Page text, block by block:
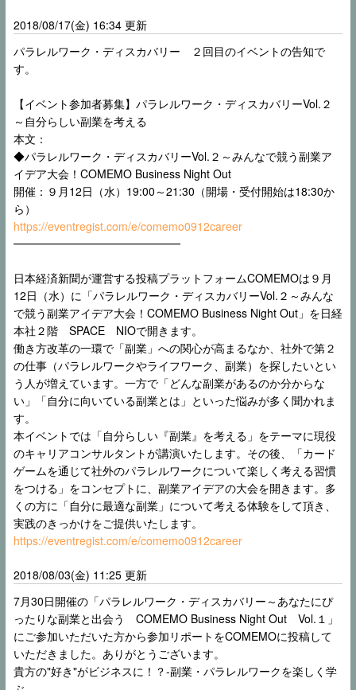
2018/08/17(金) 16:34 更新
パラレルワーク・ディスカバリー ２回目のイベントの告知で
す。
【イベント参加者募集】パラレルワーク・ディスカバリーVol.２
～自分らしい副業を考える
本文：
◆パラレルワーク・ディスカバリーVol.２～みんなで競う副業ア
イデア大会！COMEMO Business Night Out
開催：９月12日（水）19:00～21:30（開場・受付開始は18:30か
ら）
https://eventregist.com/e/comemo0912career
━━━━━━━━━━━━━━━
日本経済新聞が運営する投稿プラットフォームCOMEMOは９月
12日（水）に「パラレルワーク・ディスカバリーVol.２～みんな
で競う副業アイデア大会！COMEMO Business Night Out」を日経
本社２階 SPACE NIOで開きます。
働き方改革の一環で「副業」への関心が高まるなか、社外で第２
の仕事（パラレルワークやライフワーク、副業）を探したいとい
う人が増えています。一方で「どんな副業があるのか分からな
い」「自分に向いている副業とは」といった悩みが多く聞かれま
す。
本イベントでは「自分らしい『副業』を考える」をテーマに現役
のキャリアコンサルタントが講演いたします。その後、「カード
ゲームを通じて社外のパラレルワークについて楽しく考える習慣
をつける」をコンセプトに、副業アイデアの大会を開きます。多
くの方に「自分に最適な副業」について考える体験をして頂き、
実践のきっかけをご提供いたします。
https://eventregist.com/e/comemo0912career
2018/08/03(金) 11:25 更新
7月30日開催の「パラレルワーク・ディスカバリー～あなたにぴ
ったりな副業と出会う COMEMO Business Night Out Vol.１」
にご参加いただいた方から参加リポートをCOMEMOに投稿して
いただきました。ありがとうございます。
貴方の"好き"がビジネスに！？-副業・パラレルワークを楽しく学